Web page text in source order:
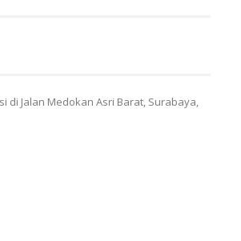
di Jalan Medokan Asri Barat, Surabaya,